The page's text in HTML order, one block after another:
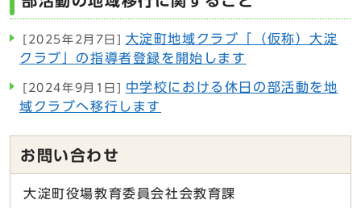
[2025年2月7日]
大淀町地域クラブ「（仮称）大淀
クラブ」の指導者登録を開始します
[2024年9月1日]
中学校における休日の部活動を地
域クラブへ移行します
お問い合わせ
大淀町役場教育委員会社会教育課